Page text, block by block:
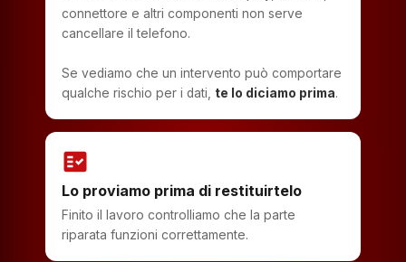
connettore e altri componenti non serve
cancellare il telefono.
Se vediamo che un intervento può comportare
qualche rischio per i dati, te lo diciamo prima.
fact_check
Lo proviamo prima di restituirtelo
Finito il lavoro controlliamo che la parte
riparata funzioni correttamente.